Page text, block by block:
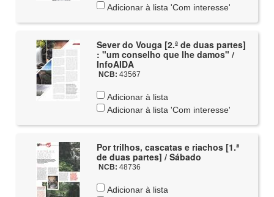
Adicionar à lista 'Com interesse'
Sever do Vouga [2.ª de duas partes]
: "um conselho que lhe damos" /
InfoAIDA
NCB: 43567
Adicionar à lista
Adicionar à lista 'Com interesse'
Por trilhos, cascatas e riachos [1.ª
de duas partes] / Sábado
NCB: 48736
Adicionar à lista